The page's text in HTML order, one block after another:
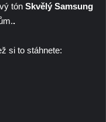
tón Skvělý Samsung
.
si to stáhnete: